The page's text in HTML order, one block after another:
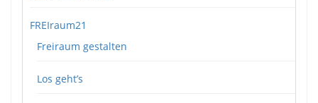
FREIraum21
Freiraum gestalten
Los geht’s